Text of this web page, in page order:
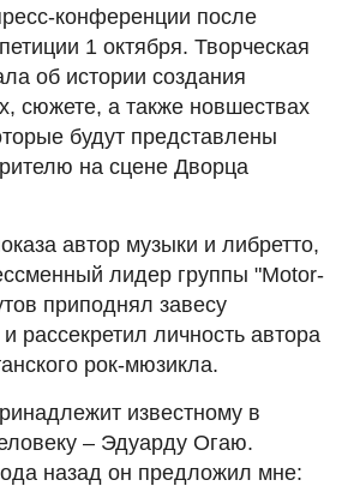
конференции после
1 октября. Творческая
об истории создания
сюжете, а также новшествах
будут представлены
на сцене Дворца
автор музыки и либретто,
лидер группы "Motor-
приподнял завесу
рассекретил личность автора
рок-мюзикла.
известному в
– Эдуарду Огаю.
назад он предложил мне: